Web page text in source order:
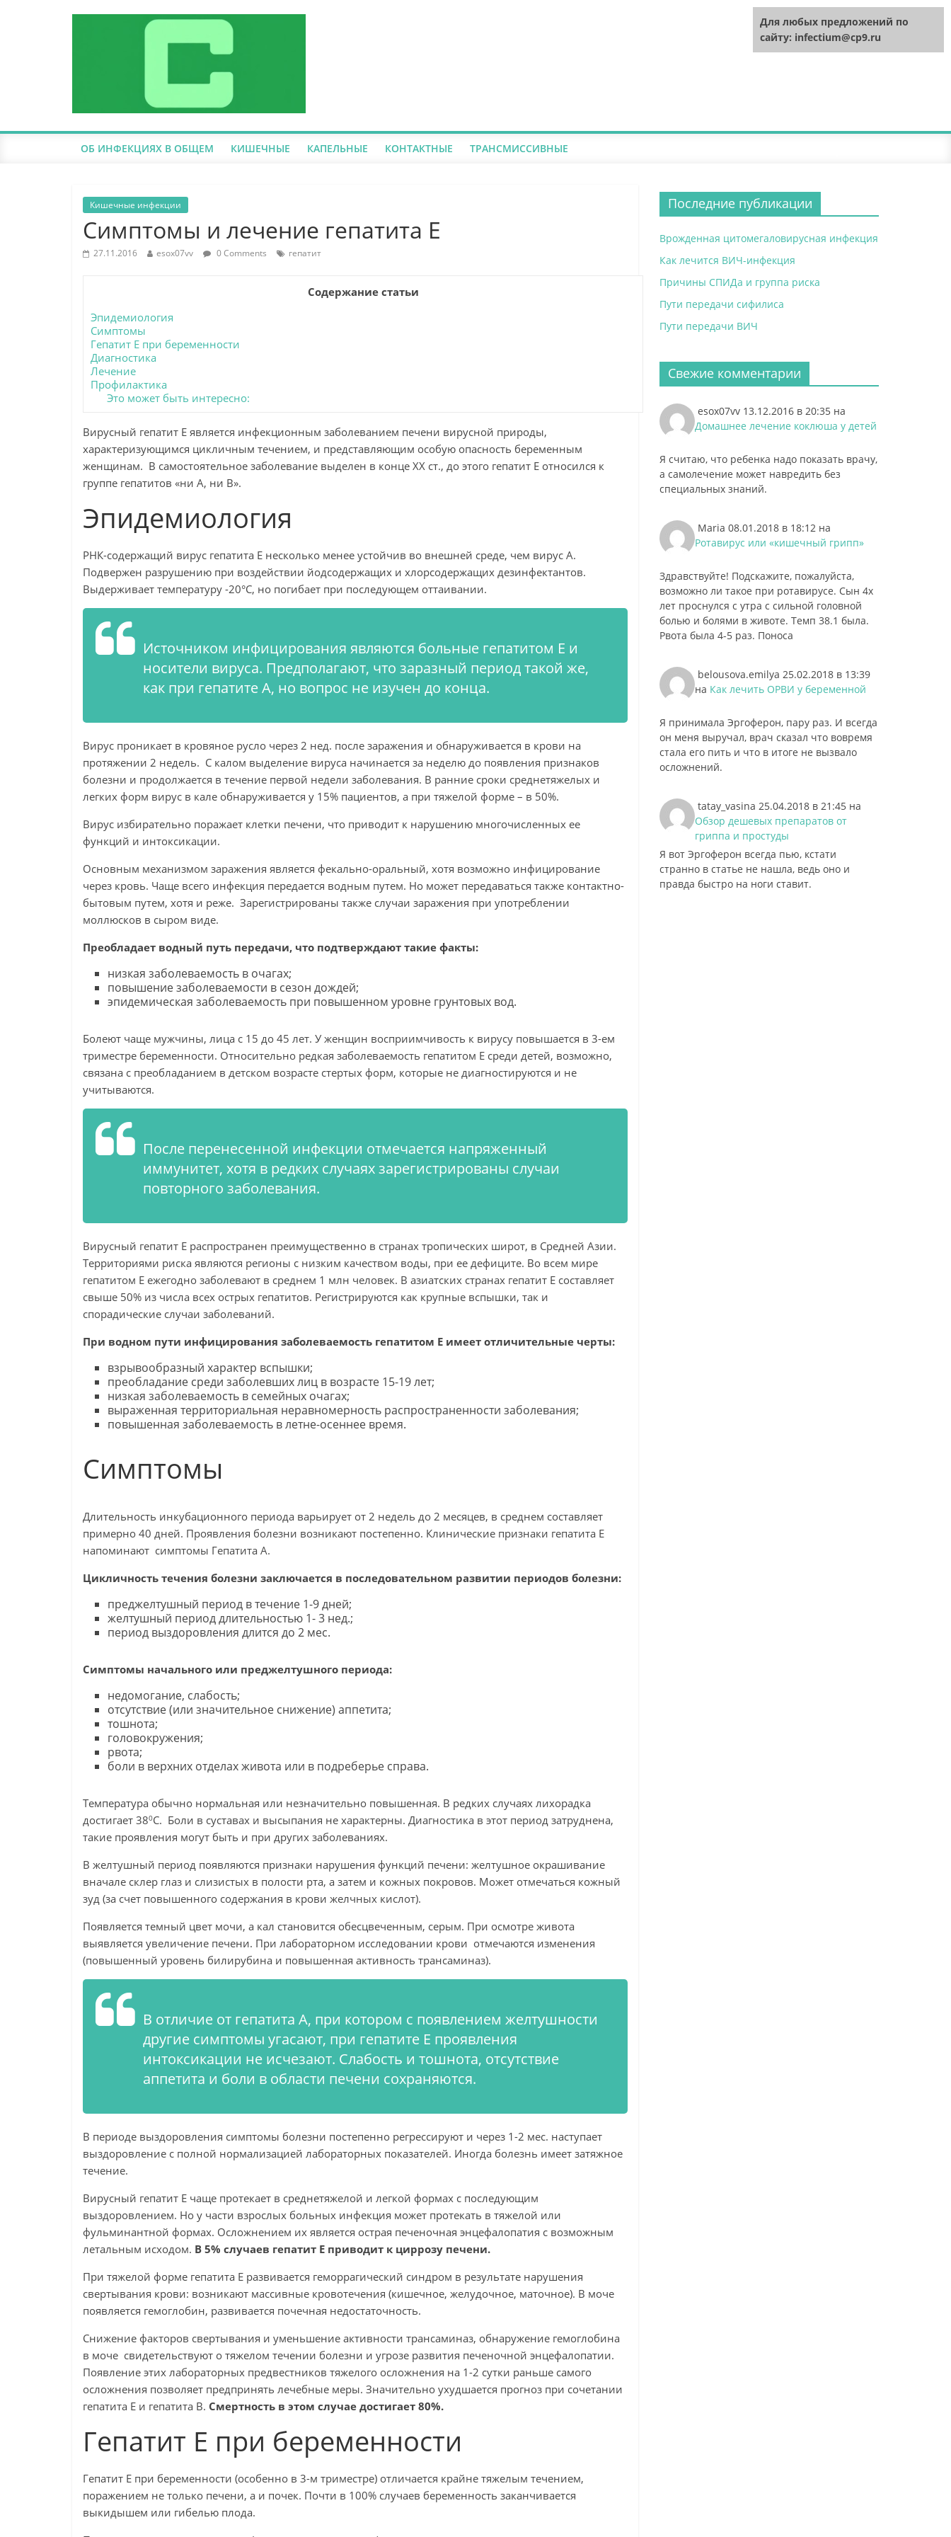
ОБ ИНФЕКЦИЯХ В ОБЩЕМ КИШЕЧНЫЕ КАПЕЛЬНЫЕ КОНТАКТНЫЕ ТРАНСМИССИВНЫЕ
Кишечные инфекции
Симптомы и лечение гепатита Е
27.11.2016 esox07vv 0 Comments гепатит
Содержание статьи
Эпидемиология
Симптомы
Гепатит Е при беременности
Диагностика
Лечение
Профилактика
Это может быть интересно:
Вирусный гепатит Е является инфекционным заболеванием печени вирусной природы,
характеризующимся цикличным течением, и представляющим особую опасность беременным
женщинам. В самостоятельное заболевание выделен в конце ХХ ст., до этого гепатит Е относился к
группе гепатитов «ни А, ни В».
Эпидемиология
РНК-содержащий вирус гепатита Е несколько менее устойчив во внешней среде, чем вирус А.
Подвержен разрушению при воздействии йодсодержащих и хлорсодержащих дезинфектантов.
Выдерживает температуру -20°С, но погибает при последующем оттаивании.
Источником инфицирования являются больные гепатитом Е и
носители вируса. Предполагают, что заразный период такой же,
как при гепатите А, но вопрос не изучен до конца.
Вирус проникает в кровяное русло через 2 нед. после заражения и обнаруживается в крови на
протяжении 2 недель. С калом выделение вируса начинается за неделю до появления признаков
болезни и продолжается в течение первой недели заболевания. В ранние сроки среднетяжелых и
легких форм вирус в кале обнаруживается у 15% пациентов, а при тяжелой форме – в 50%.
Вирус избирательно поражает клетки печени, что приводит к нарушению многочисленных ее
функций и интоксикации.
Основным механизмом заражения является фекально-оральный, хотя возможно инфицирование
через кровь. Чаще всего инфекция передается водным путем. Но может передаваться также контактно-
бытовым путем, хотя и реже. Зарегистрированы также случаи заражения при употреблении
моллюсков в сыром виде.
Преобладает водный путь передачи, что подтверждают такие факты:
низкая заболеваемость в очагах;
повышение заболеваемости в сезон дождей;
эпидемическая заболеваемость при повышенном уровне грунтовых вод.
Болеют чаще мужчины, лица с 15 до 45 лет. У женщин восприимчивость к вирусу повышается в 3-ем
триместре беременности. Относительно редкая заболеваемость гепатитом Е среди детей, возможно,
связана с преобладанием в детском возрасте стертых форм, которые не диагностируются и не
учитываются.
После перенесенной инфекции отмечается напряженный
иммунитет, хотя в редких случаях зарегистрированы случаи
повторного заболевания.
Вирусный гепатит Е распространен преимущественно в странах тропических широт, в Средней Азии.
Территориями риска являются регионы с низким качеством воды, при ее дефиците. Во всем мире
гепатитом Е ежегодно заболевают в среднем 1 млн человек. В азиатских странах гепатит Е составляет
свыше 50% из числа всех острых гепатитов. Регистрируются как крупные вспышки, так и
спорадические случаи заболеваний.
При водном пути инфицирования заболеваемость гепатитом Е имеет отличительные черты:
взрывообразный характер вспышки;
преобладание среди заболевших лиц в возрасте 15-19 лет;
низкая заболеваемость в семейных очагах;
выраженная территориальная неравномерность распространенности заболевания;
повышенная заболеваемость в летне-осеннее время.
Симптомы
Длительность инкубационного периода варьирует от 2 недель до 2 месяцев, в среднем составляет
примерно 40 дней. Проявления болезни возникают постепенно. Клинические признаки гепатита Е
напоминают симптомы Гепатита А.
Цикличность течения болезни заключается в последовательном развитии периодов болезни:
преджелтушный период в течение 1-9 дней;
желтушный период длительностью 1- 3 нед.;
период выздоровления длится до 2 мес.
Симптомы начального или преджелтушного периода:
недомогание, слабость;
отсутствие (или значительное снижение) аппетита;
тошнота;
головокружения;
рвота;
боли в верхних отделах живота или в подреберье справа.
Температура обычно нормальная или незначительно повышенная. В редких случаях лихорадка
достигает 380С. Боли в суставах и высыпания не характерны. Диагностика в этот период затруднена,
такие проявления могут быть и при других заболеваниях.
В желтушный период появляются признаки нарушения функций печени: желтушное окрашивание
вначале склер глаз и слизистых в полости рта, а затем и кожных покровов. Может отмечаться кожный
зуд (за счет повышенного содержания в крови желчных кислот).
Появляется темный цвет мочи, а кал становится обесцвеченным, серым. При осмотре живота
выявляется увеличение печени. При лабораторном исследовании крови отмечаются изменения
(повышенный уровень билирубина и повышенная активность трансаминаз).
В отличие от гепатита А, при котором с появлением желтушности
другие симптомы угасают, при гепатите Е проявления
интоксикации не исчезают. Слабость и тошнота, отсутствие
аппетита и боли в области печени сохраняются.
В периоде выздоровления симптомы болезни постепенно регрессируют и через 1-2 мес. наступает
выздоровление с полной нормализацией лабораторных показателей. Иногда болезнь имеет затяжное
течение.
Вирусный гепатит Е чаще протекает в среднетяжелой и легкой формах с последующим
выздоровлением. Но у части взрослых больных инфекция может протекать в тяжелой или
фульминантной формах. Осложнением их является острая печеночная энцефалопатия с возможным
летальным исходом. В 5% случаев гепатит Е приводит к циррозу печени.
При тяжелой форме гепатита Е развивается геморрагический синдром в результате нарушения
свертывания крови: возникают массивные кровотечения (кишечное, желудочное, маточное). В моче
появляется гемоглобин, развивается почечная недостаточность.
Снижение факторов свертывания и уменьшение активности трансаминаз, обнаружение гемоглобина
в моче свидетельствуют о тяжелом течении болезни и угрозе развития печеночной энцефалопатии.
Появление этих лабораторных предвестников тяжелого осложнения на 1-2 сутки раньше самого
осложнения позволяет предпринять лечебные меры. Значительно ухудшается прогноз при сочетании
гепатита Е и гепатита В. Смертность в этом случае достигает 80%.
Гепатит Е при беременности
Гепатит Е при беременности (особенно в 3-м триместре) отличается крайне тяжелым течением,
поражением не только печени, а и почек. Почти в 100% случаев беременность заканчивается
выкидышем или гибелью плода.
Последние публикации
Врожденная цитомегаловирусная инфекция
Как лечится ВИЧ-инфекция
Причины СПИДа и группа риска
Пути передачи сифилиса
Пути передачи ВИЧ
Свежие комментарии
esox07vv 13.12.2016 в 20:35 на
Домашнее лечение коклюша у детей
Я считаю, что ребенка надо показать врачу,
а самолечение может навредить без
специальных знаний.
Maria 08.01.2018 в 18:12 на
Ротавирус или «кишечный грипп»
Здравствуйте! Подскажите, пожалуйста,
возможно ли такое при ротавирусе. Сын 4х
лет проснулся с утра с сильной головной
болью и болями в животе. Темп 38.1 была.
Рвота была 4-5 раз. Поноса
belousova.emilya 25.02.2018 в 13:39
на Как лечить ОРВИ у беременной
Я принимала Эргоферон, пару раз. И всегда
он меня выручал, врач сказал что вовремя
стала его пить и что в итоге не вызвало
осложнений.
tatay_vasina 25.04.2018 в 21:45 на
Обзор дешевых препаратов от
гриппа и простуды
Я вот Эргоферон всегда пью, кстати
странно в статье не нашла, ведь оно и
правда быстро на ноги ставит.
Для любых предложений по
сайту: infectium@cp9.ru